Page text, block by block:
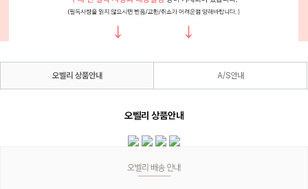
오벨리 상품안내 A/S안내
오벨리 상품안내